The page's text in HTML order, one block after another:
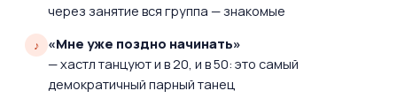
через занятие вся группа — знакомые
«Мне уже поздно начинать»
— хастл танцуют и в 20, и в 50: это самый
демократичный парный танец